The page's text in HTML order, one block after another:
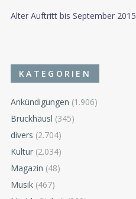
Alter Auftritt bis September 2015
KATEGORIEN
Ankündigungen (1.906)
Bruckhäusl (345)
divers (2.704)
Kultur (2.034)
Magazin (48)
Musik (467)